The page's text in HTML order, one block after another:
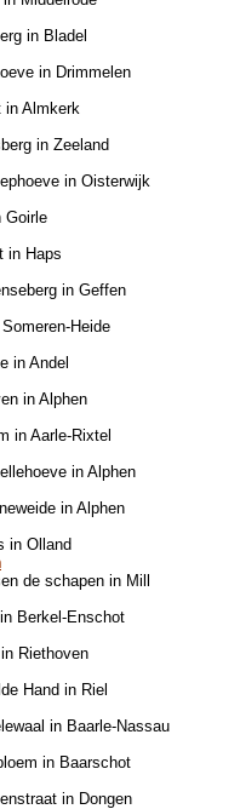
in Bladel
in Drimmelen
in Almkerk
in Zeeland
in Oisterwijk
Goirle
in Haps
in Geffen
Heide
in Andel
in Alphen
in Aarle-Rixtel
in Alphen
in Alphen
in Olland
de schapen in Mill
Berkel-Enschot
Riethoven
Hand in Riel
in Baarle-Nassau
in Baarschot
in Dongen